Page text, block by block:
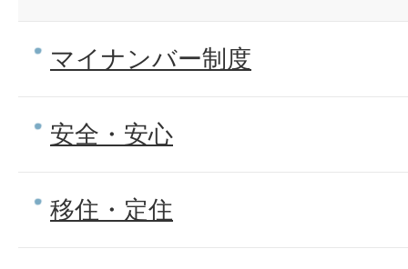
マイナンバー制度
安全・安心
移住・定住